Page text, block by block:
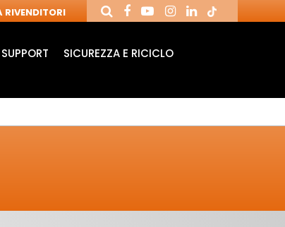
RIVENDITORI
SICUREZZA E RICICLO